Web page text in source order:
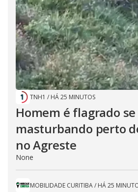
TNH1 / HÁ 25 MINUTOS
Homem é flagrado se
masturbando perto
no Agreste
None
MOBILIDADE CURITIBA/ HÁ 25